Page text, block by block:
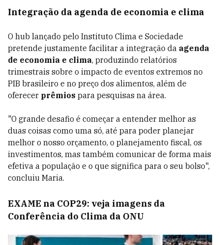
Integração da agenda de economia e clima
O hub lançado pelo Instituto Clima e Sociedade
pretende justamente facilitar a integração da agenda
de economia e clima, produzindo relatórios
trimestrais sobre o impacto de eventos extremos no
PIB brasileiro e no preço dos alimentos, além de
oferecer prêmios para pesquisas na área.
"O grande desafio é começar a entender melhor as
duas coisas como uma só, até para poder planejar
melhor o nosso orçamento, o planejamento fiscal, os
investimentos, mas também comunicar de forma mais
efetiva a população e o que significa para o seu bolso",
concluiu Maria.
EXAME na COP29: veja imagens da
Conferência do Clima da ONU